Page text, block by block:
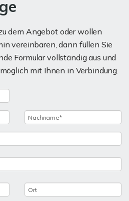
dem Angebot oder wollen
vereinbaren, dann füllen Sie
Formular vollständig aus und
mit Ihnen in Verbindung.